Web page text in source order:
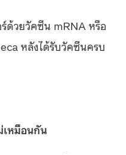
ด้วยวัคซีน mRNA หรือ
หลังได้รับวัคซีนครบ
เหมือนกัน